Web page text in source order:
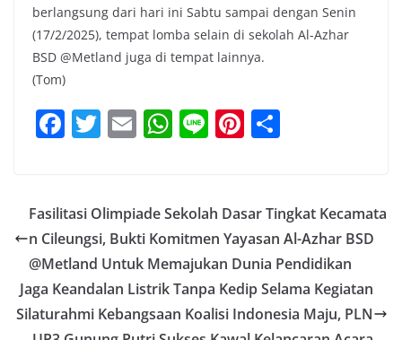
berlangsung dari hari ini Sabtu sampai dengan Senin
(17/2/2025), tempat lomba selain di sekolah Al-Azhar
BSD @Metland juga di tempat lainnya.
(Tom)
F
e
b
o
o
k
T
er
E
l
W
s
A
p
p
Li Pi
e
st
e
Fasilitasi Olimpiade Sekolah Dasar Tingkat Kecamata
n Cileungsi, Bukti Komitmen Yayasan Al-Azhar BSD
@Metland Untuk Memajukan Dunia Pendidikan
Jaga Keandalan Listrik Tanpa Kedip Selama Kegiatan
Silaturahmi Kebangsaan Koalisi Indonesia Maju, PLN